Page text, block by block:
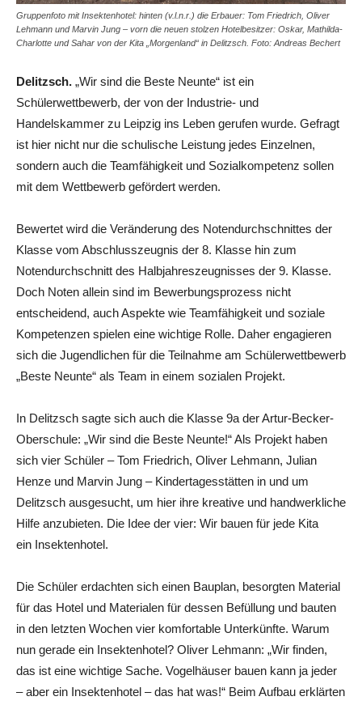
Gruppenfoto mit Insektenhotel: hinten (v.l.n.r.) die Erbauer: Tom Friedrich, Oliver
Lehmann und Marvin Jung – vorn die neuen stolzen Hotelbesitzer: Oskar, Mathilda-
Charlotte und Sahar von der Kita „Morgenland“ in Delitzsch. Foto: Andreas Bechert
Delitzsch. „Wir sind die Beste Neunte“ ist ein
Schülerwettbewerb, der von der Industrie- und
Handelskammer zu Leipzig ins Leben gerufen wurde. Gefragt
ist hier nicht nur die schulische Leistung jedes Einzelnen,
sondern auch die Teamfähigkeit und Sozialkompetenz sollen
mit dem Wettbewerb gefördert werden.
Bewertet wird die Veränderung des Notendurchschnittes der
Klasse vom Abschlusszeugnis der 8. Klasse hin zum
Notendurchschnitt des Halbjahreszeugnisses der 9. Klasse.
Doch Noten allein sind im Bewerbungsprozess nicht
entscheidend, auch Aspekte wie Teamfähigkeit und soziale
Kompetenzen spielen eine wichtige Rolle. Daher engagieren
sich die Jugendlichen für die Teilnahme am Schülerwettbewerb
„Beste Neunte“ als Team in einem sozialen Projekt.
In Delitzsch sagte sich auch die Klasse 9a der Artur-Becker-
Oberschule: „Wir sind die Beste Neunte!“ Als Projekt haben
sich vier Schüler – Tom Friedrich, Oliver Lehmann, Julian
Henze und Marvin Jung – Kindertagesstätten in und um
Delitzsch ausgesucht, um hier ihre kreative und handwerkliche
Hilfe anzubieten. Die Idee der vier: Wir bauen für jede Kita
ein Insektenhotel.
Die Schüler erdachten sich einen Bauplan, besorgten Material
für das Hotel und Materialen für dessen Befüllung und bauten
in den letzten Wochen vier komfortable Unterkünfte. Warum
nun gerade ein Insektenhotel? Oliver Lehmann: „Wir finden,
das ist eine wichtige Sache. Vogelhäuser bauen kann ja jeder
– aber ein Insektenhotel – das hat was!“ Beim Aufbau erklärten